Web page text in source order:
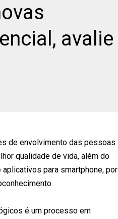
avalie
de envolvimento das pessoas
qualidade de vida, além do
para smartphone, por
é um processo em